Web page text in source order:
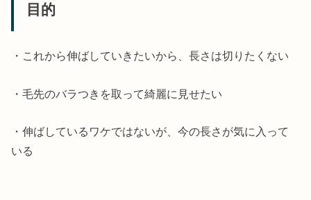
目的
・これから伸ばしていきたいから、長さは切りたくない
・毛先のバラつきを取って綺麗に見せたい
・伸ばしているワケではないが、今の長さが気に入って
いる